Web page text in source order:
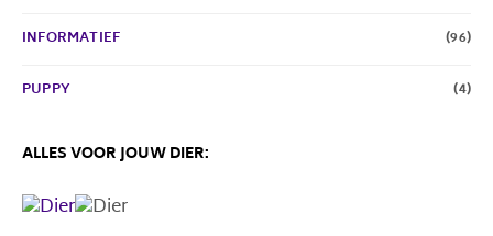
INFORMATIEF (96)
PUPPY (4)
ALLES VOOR JOUW DIER: